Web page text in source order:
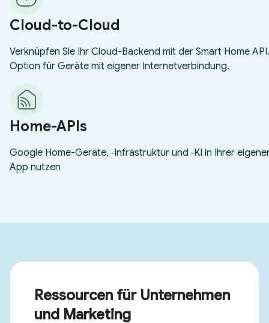
Ressourcen für Unternehmen
und Marketing